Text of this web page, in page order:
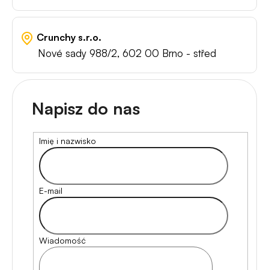
Crunchy s.r.o.
Nové sady 988/2, 602 00 Brno - střed
Napisz do nas
Imię i nazwisko
E-mail
Wiadomość